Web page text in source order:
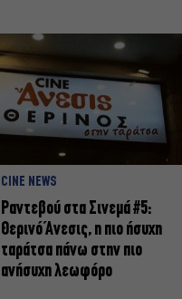
CINE NEWS
Ραντεβού στα Σινεμά #5:
Θερινό Άνεσις, η πιο ήσυχη
ταράτσα πάνω στην πιο
ανήσυχη λεωφόρο